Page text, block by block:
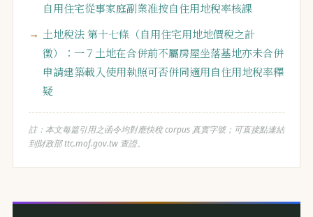
自用住宅從事家庭副業准按自住用地稅率核課
土地稅法 第十七條（自用住宅用地地價稅之計
徵）：一７土地在合併前不屬房屋坐落基地亦未合併
申請建築載入使用執照可否併同適用自住用地稅率釋
疑
註：本文每篇引用之函令均對應快稅 corpus 真實字號；可直接點連結
到財政部 ttc.mof.gov.tw 查證。